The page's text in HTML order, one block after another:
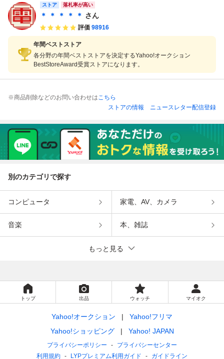
D AFTER BURNE
R COMPLETE
ストア 落札率が高い
＊ ＊ ＊ ＊ ＊ さん
評価 98916
年間ベストストア
各分野の年間ベストストアを決定するYahoo!オークション
BestStoreAward受賞ストアになります。
※商品削除などのお問い合わせはこちら
ストアの情報
ニュースレター配信登録
別のカテゴリで探す
コンピュータ 家電、AV、カメラ
音楽 本、雑誌
もっと見る
トップ 出品 ウォッチ マイオク
Yahoo!オークション
Yahoo!フリマ
Yahoo!ショッピング
Yahoo! JAPAN
プライバシーポリシー
プライバシーセンター
利用規約
LYPプレミアム利用ガイド ガイドライン